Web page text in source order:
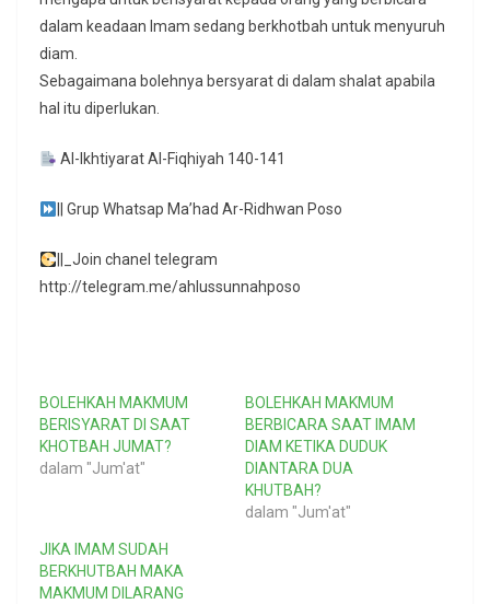
dalam keadaan Imam sedang berkhotbah untuk menyuruh
diam.
Sebagaimana bolehnya bersyarat di dalam shalat apabila
hal itu diperlukan.
Al-Ikhtiyarat Al-Fiqhiyah 140-141
|| Grup Whatsap Ma’had Ar-Ridhwan Poso
||_Join chanel telegram
http://telegram.me/ahlussunnahposo
BOLEHKAH MAKMUM
BERISYARAT DI SAAT
KHOTBAH JUMAT?
dalam "Jum'at"
BOLEHKAH MAKMUM
BERBICARA SAAT IMAM
DIAM KETIKA DUDUK
DIANTARA DUA
KHUTBAH?
dalam "Jum'at"
JIKA IMAM SUDAH
BERKHUTBAH MAKA
MAKMUM DILARANG